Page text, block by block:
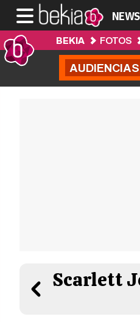
NEWS
BEKIA FOTOS
AUDIENCIAS
Scarlett